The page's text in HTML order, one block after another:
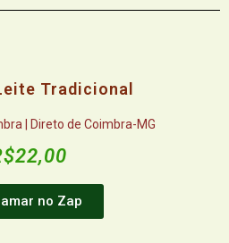
Tradicional
| Direto de Coimbra-MG
no Zap